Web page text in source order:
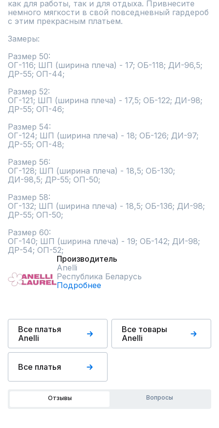
как для работы, так и для отдыха. Привнесите
немного мягкости в свой повседневный гардероб
с этим прекрасным платьем.
Замеры:
Размер 50:
ОГ-116; ШП (ширина плеча) - 17; ОБ-118; ДИ-96,5;
ДР-55; ОП-44;
Размер 52:
ОГ-121; ШП (ширина плеча) - 17,5; ОБ-122; ДИ-98;
ДР-55; ОП-46;
Размер 54:
ОГ-124; ШП (ширина плеча) - 18; ОБ-126; ДИ-97;
ДР-55; ОП-48;
Размер 56:
ОГ-128; ШП (ширина плеча) - 18,5; ОБ-130;
ДИ-98,5; ДР-55; ОП-50;
Размер 58:
ОГ-132; ШП (ширина плеча) - 18,5; ОБ-136; ДИ-98;
ДР-55; ОП-50;
Размер 60:
ОГ-140; ШП (ширина плеча) - 19; ОБ-142; ДИ-98;
ДР-54; ОП-52;
Производитель
Anelli
Республика Беларусь
Подробнее
Все платья
Anelli
Все товары
Anelli
Все платья
Отзывы Вопросы